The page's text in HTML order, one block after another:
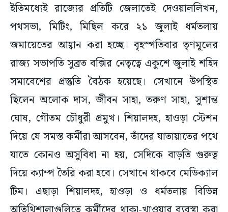
ইতিমধ্যেই রাজ্যের প্রতিটি জেলাতেই দেওয়াললিখন,
পথসভা, মিটিং, মিছিল করে ২১ জুলাই ধর্মতলায়
জমায়েতের আহ্বান করা হচ্ছে। বৃহস্পতিবার তৃণমূলের
রাজ্য সভাপতি সুব্রত বক্সির নেতৃত্বে একুশে জুলাই শহিদ
সমাবেশের প্রস্তুতি বৈঠক হয়েছে। সেখানে উপস্থিত
ছিলেন অলোক দাস, জীবন সাহা, তরুণ সাহা, সুশান্ত
ঘোষ, গৌতম চৌধুরী প্রমুখ। শিয়ালদহ, হাওড়া স্টেশন
দিয়ে যে সমস্ত কর্মীরা আসবেন, তাঁদের যাতায়াতের পথে
যাতে কোনও অসুবিধা না হয়, সেদিকে বাড়তি গুরুত্ব
দিয়ে ক্যাম্প তৈরি করা হবে। সেখানে থাকবে মেডিক্যাল
টিম। এছাড়া শিয়ালদহ, হাওড়া ও ধর্মতলায় বিভিন্ন